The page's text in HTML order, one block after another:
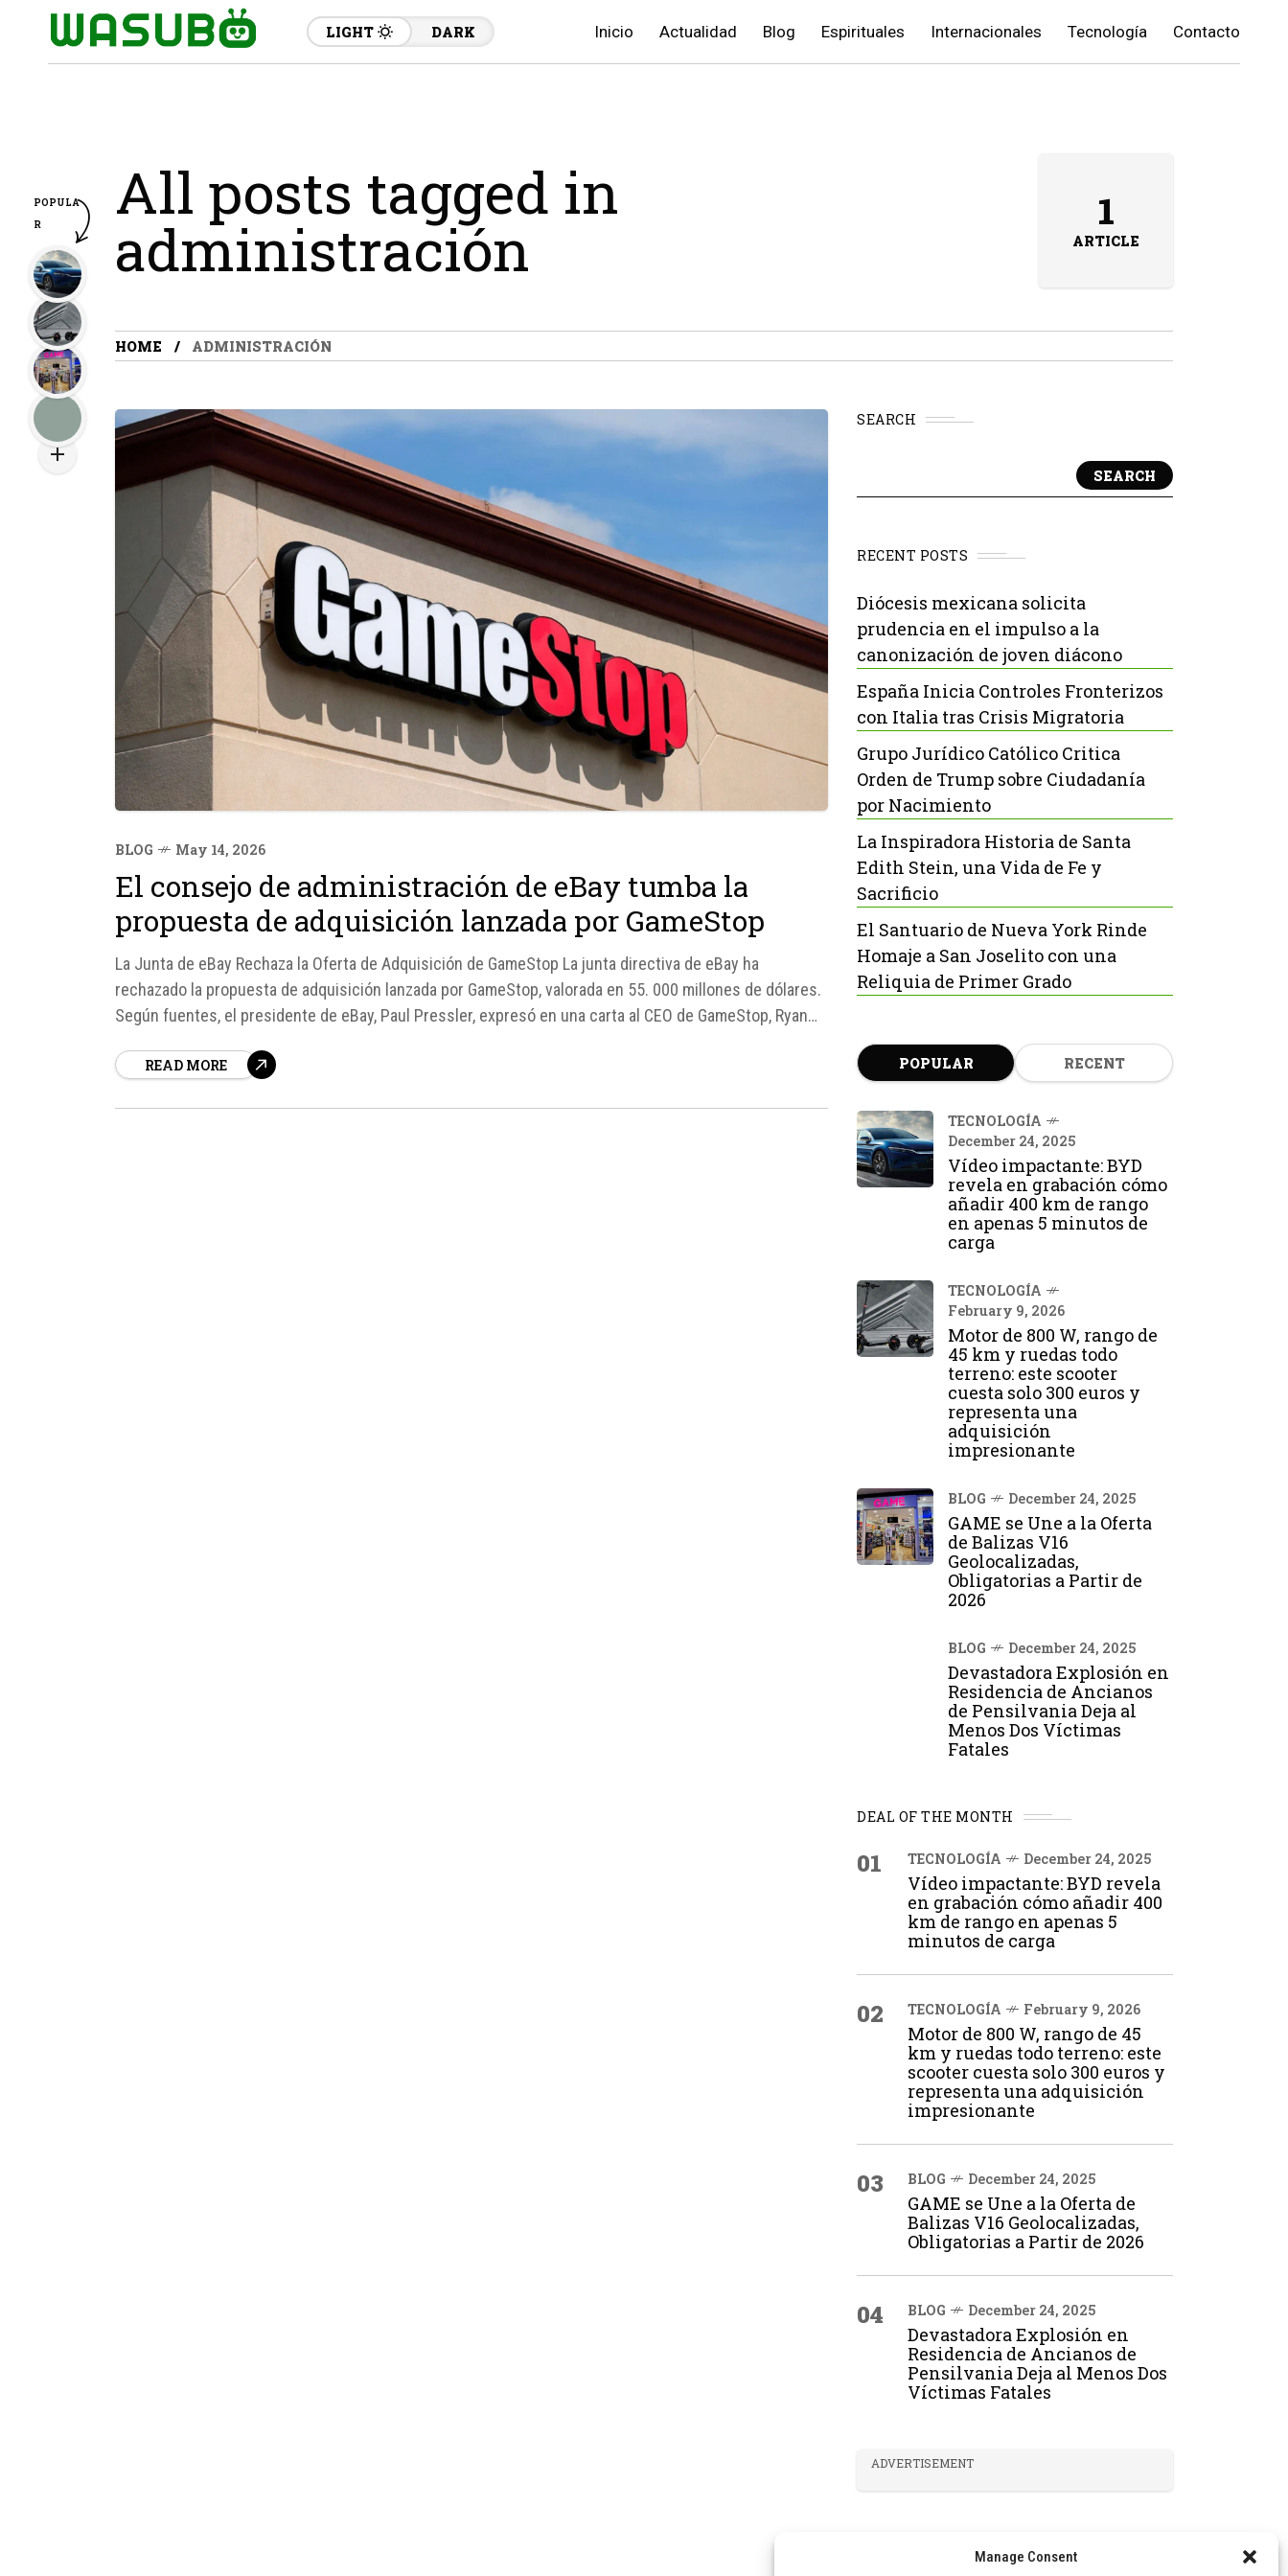
Manage Consent
LIGHT DARK Inicio Actualidad Blog Espirituales Internacionales Tecnología Contacto
All posts tagged in
administración 1
ARTICLE
HOME ADMINISTRACIÓN
BLOG May 14, 2026
El consejo de administración de eBay tumba la
propuesta de adquisición lanzada por GameStop
La Junta de eBay Rechaza la Oferta de Adquisición de GameStop La junta directiva de eBay ha
rechazado la propuesta de adquisición lanzada por GameStop, valorada en 55. 000 millones de dólares.
Según fuentes, el presidente de eBay, Paul Pressler, expresó en una carta al CEO de GameStop, Ryan
READ MORE
SEARCH
SEARCH
RECENT POSTS
Diócesis mexicana solicita
prudencia en el impulso a la
canonización de joven diácono
España Inicia Controles Fronterizos
con Italia tras Crisis Migratoria
Grupo Jurídico Católico Critica
Orden de Trump sobre Ciudadanía
por Nacimiento
La Inspiradora Historia de Santa
Edith Stein, una Vida de Fe y
Sacrificio
El Santuario de Nueva York Rinde
Homaje a San Joselito con una
Reliquia de Primer Grado
POPULAR RECENT
TECNOLOGÍA
December 24, 2025
Vídeo impactante: BYD
revela en grabación cómo
añadir 400 km de rango
en apenas 5 minutos de
carga
TECNOLOGÍA
February 9, 2026
Motor de 800 W, rango de
45 km y ruedas todo
terreno: este scooter
cuesta solo 300 euros y
representa una
adquisición
impresionante
BLOG December 24, 2025
GAME se Une a la Oferta
de Balizas V16
Geolocalizadas,
Obligatorias a Partir de
2026
BLOG December 24, 2025
Devastadora Explosión en
Residencia de Ancianos
de Pensilvania Deja al
Menos Dos Víctimas
Fatales
DEAL OF THE MONTH
01 TECNOLOGÍA December 24, 2025
Vídeo impactante: BYD revela
en grabación cómo añadir 400
km de rango en apenas 5
minutos de carga
02 TECNOLOGÍA February 9, 2026
Motor de 800 W, rango de 45
km y ruedas todo terreno: este
scooter cuesta solo 300 euros y
representa una adquisición
impresionante
03 BLOG December 24, 2025
GAME se Une a la Oferta de
Balizas V16 Geolocalizadas,
Obligatorias a Partir de 2026
04 BLOG December 24, 2025
Devastadora Explosión en
Residencia de Ancianos de
Pensilvania Deja al Menos Dos
Víctimas Fatales
ADVERTISEMENT
POPULA
R